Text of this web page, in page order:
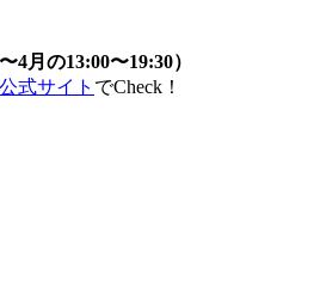
〜4月 の13:00〜19:30）
式サイト でCheck！